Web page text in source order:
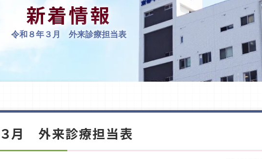
リハビリテーション室
看護部
新着情報
令和８年３月 外来診療担当表
月 外来診療担当表